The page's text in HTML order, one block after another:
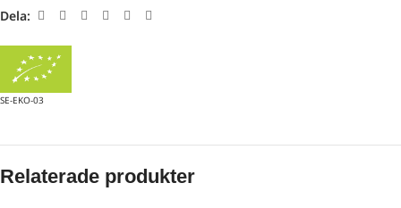
Dela:
SE-EKO-03
Relaterade produkter